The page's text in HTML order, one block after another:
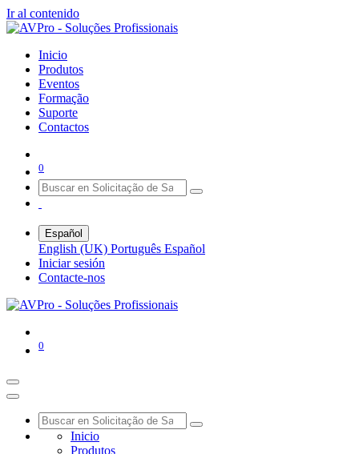
Ir al contenido
Inicio
Produtos
Eventos
Formação
Suporte
Contactos
0
Español
English (UK) Português Español
Iniciar sesión
Contacte-nos
0
Inicio
Produtos